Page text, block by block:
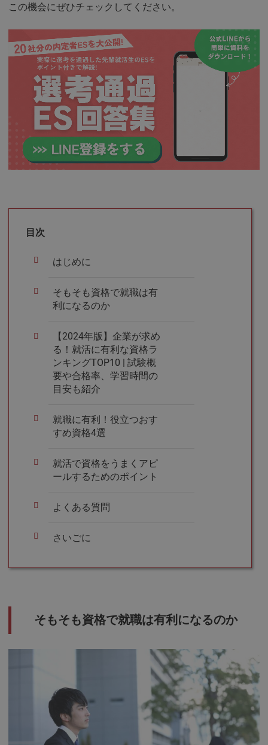
この機会にぜひチェックしてください。
目次
はじめに
そもそも資格で就職は有
利になるのか
【2024年版】企業が求め
る！就活に有利な資格ラ
ンキングTOP10 | 試験概
要や合格率、学習時間の
目安も紹介
就職に有利！役立つおす
すめ資格4選
就活で資格をうまくアピ
ールするためのポイント
よくある質問
さいごに
そもそも資格で就職は有利になるのか